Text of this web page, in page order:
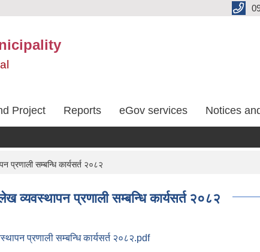
Project Reports eGov services Notices
सम्बन्धि कार्यसर्त २०८२
प्रणाली सम्बन्धि कार्यसर्त २०८२
प्रणाली सम्बन्धि कार्यसर्त २०८२.pdf